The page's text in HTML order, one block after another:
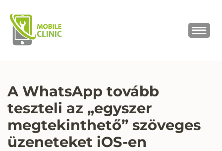
A WhatsApp tovább
teszteli az „egyszer
megtekinthető” szöveges
üzeneteket iOS-en